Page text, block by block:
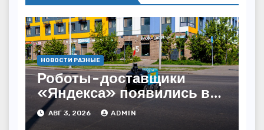
НОВОСТИ РАЗНЫЕ
Роботы-доставщики
«Яндекса» появились в
Казахстане
АВГ 3, 2026 ADMIN